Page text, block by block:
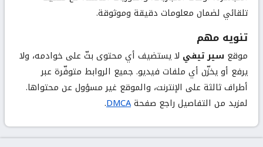
تلقائي لضمان معلومات دقيقة وموثوقة.
تنويه مهم
موقع سير تيفي لا يستضيف أي محتوى بثّ على خوادمه، ولا
يرفع أو يخزّن أي ملفات فيديو. جميع الروابط متوفّرة عبر
أطراف ثالثة على الإنترنت، والموقع غير مسؤول عن محتواها.
لمزيد من التفاصيل راجع صفحةDMCA
.